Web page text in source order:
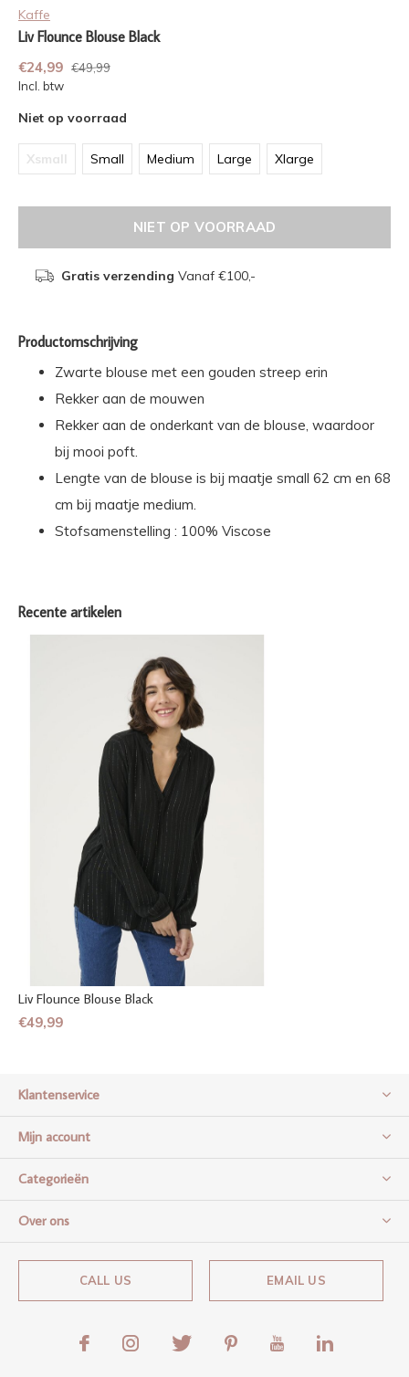
Kaffe
Liv Flounce Blouse Black
€24,99 €49,99
Incl. btw
Niet op voorraad
Xsmall Small Medium Large Xlarge
NIET OP VOORRAAD
Gratis verzending Vanaf €100,-
Productomschrijving
Zwarte blouse met een gouden streep erin
Rekker aan de mouwen
Rekker aan de onderkant van de blouse, waardoor
bij mooi poft.
Lengte van de blouse is bij maatje small 62 cm en 68
cm bij maatje medium.
Stofsamenstelling : 100% Viscose
Recente artikelen
Liv Flounce Blouse Black
€49,99
Klantenservice
Mijn account
Categorieën
Over ons
CALL US EMAIL US